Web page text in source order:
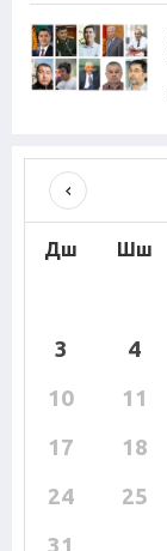
Дш Шш
3
4
10
11
17
18
24
25
31